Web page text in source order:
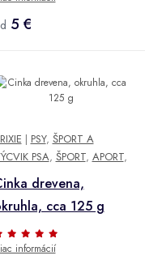
5 €
| PSY, ŠPORT A
PSA, ŠPORT, APORT,
drevena,
cca 125 g
informácií